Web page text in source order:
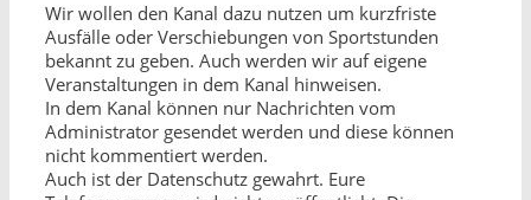
Wir wollen den Kanal dazu nutzen um kurzfriste
Ausfälle oder Verschiebungen von Sportstunden
bekannt zu geben. Auch werden wir auf eigene
Veranstaltungen in dem Kanal hinweisen.
In dem Kanal können nur Nachrichten vom
Administrator gesendet werden und diese können
nicht kommentiert werden.
Auch ist der Datenschutz gewahrt. Eure